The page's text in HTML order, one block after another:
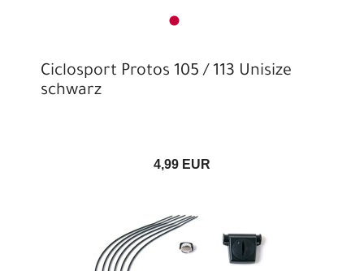
Ciclosport Protos 105 / 113 Unisize
schwarz
4,99 EUR